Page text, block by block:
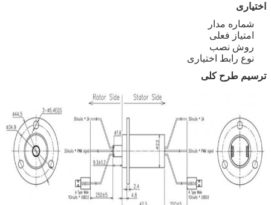
اختیاری
شماره مدار
امتیاز فعلی
روش نصب
نوع رابط اختیاری
ترسیم طرح کلی